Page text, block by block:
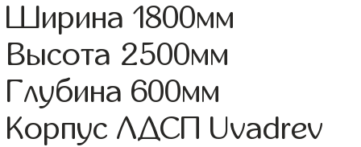
Ширина 1800мм
Высота 2500мм
Глубина 600мм
Корпус ЛДСП Uvadrev